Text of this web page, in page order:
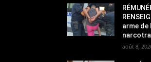
arme de
août 8,